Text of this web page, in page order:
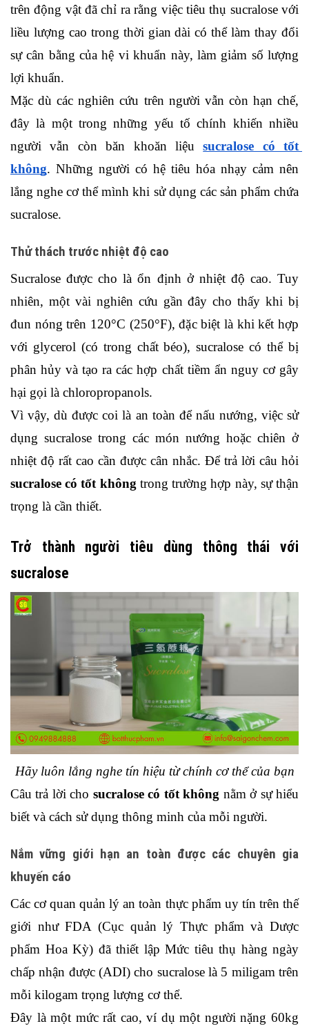
trên động vật đã chỉ ra rằng việc tiêu thụ sucralose với
liều lượng cao trong thời gian dài có thể làm thay đổi
sự cân bằng của hệ vi khuẩn này, làm giảm số lượng
lợi khuẩn.
Mặc dù các nghiên cứu trên người vẫn còn hạn chế,
đây là một trong những yếu tố chính khiến nhiều
người vẫn còn băn khoăn liệu
sucralose có tốt
không. Những người có hệ tiêu hóa nhạy cảm nên
lắng nghe cơ thể mình khi sử dụng các sản phẩm chứa
sucralose.
Thử thách trước nhiệt độ cao
Sucralose được cho là ổn định ở nhiệt độ cao. Tuy
nhiên, một vài nghiên cứu gần đây cho thấy khi bị
đun nóng trên 120°C (250°F), đặc biệt là khi kết hợp
với glycerol (có trong chất béo), sucralose có thể bị
phân hủy và tạo ra các hợp chất tiềm ẩn nguy cơ gây
hại gọi là chloropropanols.
Vì vậy, dù được coi là an toàn để nấu nướng, việc sử
dụng sucralose trong các món nướng hoặc chiên ở
sucralose có tốt không trong trường hợp này, sự thận
trọng là cần thiết.
Trở thành người tiêu dùng thông thái với
sucralose
Hãy luôn lắng nghe tín hiệu từ chính cơ thể của bạn
Câu trả lời cho sucralose có tốt không nằm ở sự hiểu
biết và cách sử dụng thông minh của mỗi người.
Nắm vững giới hạn an toàn được các chuyên gia
khuyến cáo
Các cơ quan quản lý an toàn thực phẩm uy tín trên thế
giới như FDA (Cục quản lý Thực phẩm và Dược
phẩm Hoa Kỳ) đã thiết lập Mức tiêu thụ hàng ngày
chấp nhận được (ADI) cho sucralose là 5 miligam trên
mỗi kilogam trọng lượng cơ thể.
Đây là một mức rất cao, ví dụ một người nặng 60kg